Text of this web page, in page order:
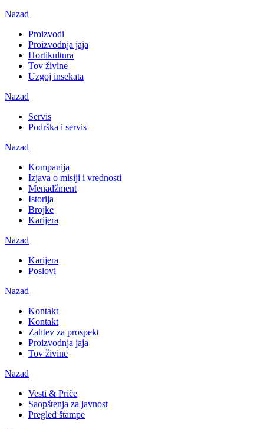
Nazad
Proizvodi
Proizvodnja jaja
Hortikultura
Tov živine
Uzgoj insekata
Nazad
Servis
Podrška i servis
Nazad
Kompanija
Izjava o misiji i vrednosti
Menadžment
Istorija
Brojke
Karijera
Nazad
Karijera
Poslovi
Nazad
Kontakt
Kontakt
Zahtev za prospekt
Proizvodnja jaja
Tov živine
Nazad
Vesti & Priče
Saopštenja za javnost
Pregled štampe